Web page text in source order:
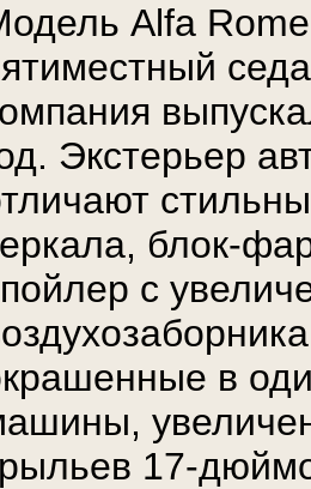
Alfa
Экстерьер
блок-
с
в
17-